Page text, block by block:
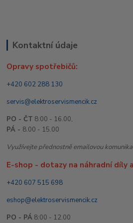
Kontaktní údaje
Opravy spotřebičů:
+420 602 288 130
servis@elektroservismencik.cz
PO - ČT 8:00 - 16.00,
PÁ - 8.00 - 15.00
Využívejte přednostně emailovou
E-shop - dotazy na náhradní díly
+420 607 515 698
eshop@elektroservismencik.cz
PO - PÁ 8:00 - 12.00